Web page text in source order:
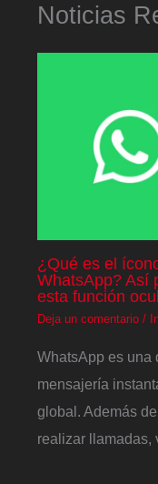
Noticias
¿Qué es el
WhatsApp? Así
esta función
Deja un comentario /
WhatsApp es una
mensajería
global. Además
realizar